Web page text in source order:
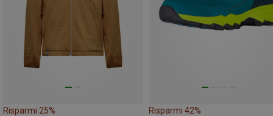
Risparmi 25% Risparmi 42%